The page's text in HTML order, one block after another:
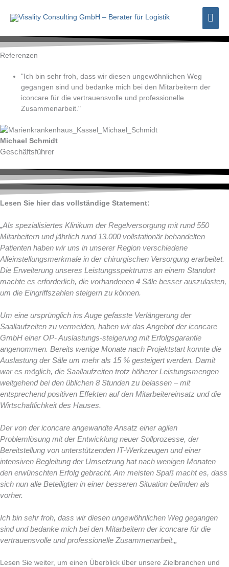
Inhalt
Referenzen
"Ich bin sehr froh, dass wir diesen ungewöhnlichen Weg
gegangen sind und bedanke mich bei den Mitarbeitern der
iconcare für die vertrauensvolle und professionelle
Zusammenarbeit."
Michael Schmidt
Geschäftsführer
Lesen Sie hier das vollständige Statement:
„Als spezialisiertes Klinikum der Regelversorgung mit rund 550
Mitarbeitern und jährlich rund 13.000 vollstationär behandelten
Patienten haben wir uns in unserer Region verschiedene
Alleinstellungsmerkmale in der chirurgischen Versorgung erarbeitet.
Die Erweiterung unseres Leistungsspektrums an einem Standort
machte es erforderlich, die vorhandenen 4 Säle besser auszulasten,
um die Eingriffszahlen steigern zu können.
Um eine ursprünglich ins Auge gefasste Verlängerung der
Saallaufzeiten zu vermeiden, haben wir das Angebot der iconcare
GmbH einer OP- Auslastungs-steigerung mit Erfolgsgarantie
angenommen. Bereits wenige Monate nach Projektstart konnte die
Auslastung der Säle um mehr als 15 % gesteigert werden. Damit
war es möglich, die Saallaufzeiten trotz höherer Leistungsmengen
weitgehend bei den üblichen 8 Stunden zu belassen – mit
entsprechend positiven Effekten auf den Mitarbeitereinsatz und die
Wirtschaftlichkeit des Hauses.
Der von der iconcare angewandte Ansatz einer agilen
Problemlösung mit der Entwicklung neuer Sollprozesse, der
Bereitstellung von unterstützenden IT-Werkzeugen und einer
intensiven Begleitung der Umsetzung hat nach wenigen Monaten
den erwünschten Erfolg gebracht. Am meisten Spaß macht es, dass
sich nun alle Beteiligten in einer besseren Situation befinden als
vorher.
Ich bin sehr froh, dass wir diesen ungewöhnlichen Weg gegangen
sind und bedanke mich bei den Mitarbeitern der iconcare für die
vertrauensvolle und professionelle Zusammenarbeit.„
Lesen Sie weiter, um einen Überblick über unsere Zielbranchen und